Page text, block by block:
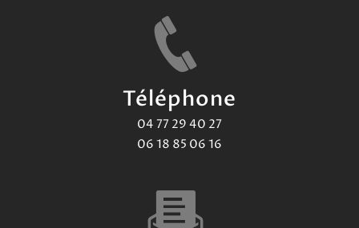
Téléphone
04 77 29 40 27
06 18 85 06 16